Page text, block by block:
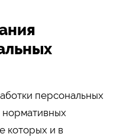
персональных
нормативных
которых и в